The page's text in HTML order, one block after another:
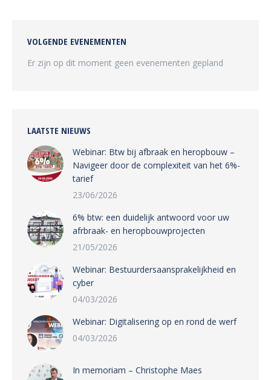
VOLGENDE EVENEMENTEN
Er zijn op dit moment geen evenementen gepland
LAATSTE NIEUWS
Webinar: Btw bij afbraak en heropbouw –
Navigeer door de complexiteit van het 6%-
tarief
23/06/2026
6% btw: een duidelijk antwoord voor uw
afrbraak- en heropbouwprojecten
21/05/2026
Webinar: Bestuurdersaansprakelijkheid en
cyber
04/03/2026
Webinar: Digitalisering op en rond de werf
04/03/2026
In memoriam – Christophe Maes